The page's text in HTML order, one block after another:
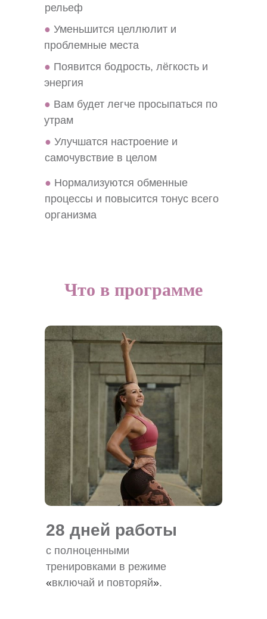
рельеф
● Уменьшится целлюлит и
проблемные места
● Появится бодрость, лёгкость и
энергия
● Вам будет легче просыпаться по
утрам
● Улучшатся настроение и
самочувствие в целом
● Нормализуются обменные
процессы и повысится тонус всего
организма
Что в программе
28 дней работы
с полноценными
тренировками в режиме
«включай и повторяй».